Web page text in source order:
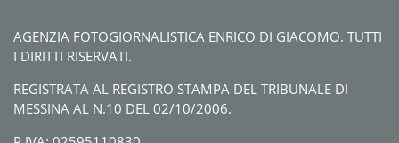
AGENZIA FOTOGIORNALISTICA ENRICO DI GIACOMO. TUTTI
I DIRITTI RISERVATI.
REGISTRATA AL REGISTRO STAMPA DEL TRIBUNALE DI
MESSINA AL N.10 DEL 02/10/2006.